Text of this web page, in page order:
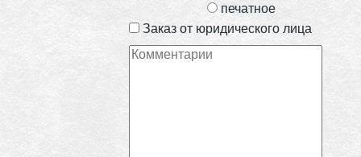
печатное
Заказ от юридического лица